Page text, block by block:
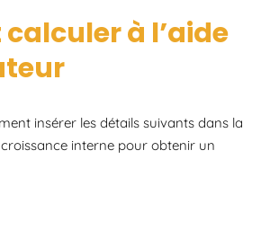
à l’aide
insérer les détails suivants dans la
interne pour obtenir un